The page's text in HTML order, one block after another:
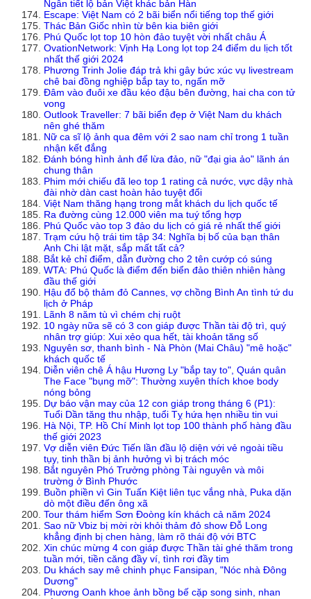
Ngân tiết lộ bản Việt khác bản Hàn
Escape: Việt Nam có 2 bãi biển nổi tiếng top thế giới
Thác Bản Giốc nhìn từ bên kia biên giới
Phú Quốc lọt top 10 hòn đảo tuyệt vời nhất châu Á
OvationNetwork: Vịnh Hạ Long lọt top 24 điểm du lịch tốt
nhất thế giới 2024
Phương Trinh Jolie đáp trả khi gây bức xúc vụ livestream
chê bai đồng nghiệp bắp tay to, ngấn mỡ
Đâm vào đuôi xe đầu kéo đậu bên đường, hai cha con tử
vong
Outlook Traveller: 7 bãi biển đẹp ở Việt Nam du khách
nên ghé thăm
Nữ ca sĩ lộ ảnh qua đêm với 2 sao nam chỉ trong 1 tuần
nhận kết đắng
Đánh bóng hình ảnh để lừa đảo, nữ "đại gia ảo" lãnh án
chung thân
Phim mới chiếu đã leo top 1 rating cả nước, vực dậy nhà
đài nhờ dàn cast hoàn hảo tuyệt đối
Việt Nam thăng hạng trong mắt khách du lịch quốc tế
Ra đường cùng 12.000 viên ma tuý tổng hợp
Phú Quốc vào top 3 đảo du lịch có giá rẻ nhất thế giới
Trạm cứu hộ trái tim tập 34: Nghĩa bị bố của bạn thân
Anh Chi lật mặt, sắp mất tất cả?
Bắt kẻ chỉ điểm, dẫn đường cho 2 tên cướp có súng
WTA: Phú Quốc là điểm đến biển đảo thiên nhiên hàng
đầu thế giới
Hậu đổ bộ thảm đỏ Cannes, vợ chồng Bình An tình tứ du
lịch ở Pháp
Lãnh 8 năm tù vì chém chị ruột
10 ngày nữa sẽ có 3 con giáp được Thần tài độ trì, quý
nhân trợ giúp: Xui xẻo qua hết, tài khoản tăng số
Nguyên sơ, thanh bình - Nà Phòn (Mai Châu) "mê hoặc"
khách quốc tế
Diễn viên chê Á hậu Hương Ly "bắp tay to", Quán quân
The Face "bụng mỡ": Thường xuyên thích khoe body
nóng bỏng
Dự báo vận may của 12 con giáp trong tháng 6 (P1):
Tuổi Dần tăng thu nhập, tuổi Tỵ hứa hẹn nhiều tin vui
Hà Nội, TP. Hồ Chí Minh lọt top 100 thành phố hàng đầu
thế giới 2023
Vợ diễn viên Đức Tiến lần đầu lộ diện với vẻ ngoài tiều
tụy, tinh thần bị ảnh hưởng vì bị trách móc
Bắt nguyên Phó Trưởng phòng Tài nguyên và môi
trường ở Bình Phước
Buồn phiền vì Gin Tuấn Kiệt liên tục vắng nhà, Puka dặn
dò một điều đến ông xã
Tour thám hiểm Sơn Đoòng kín khách cả năm 2024
Sao nữ Vbiz bị mời rời khỏi thảm đỏ show Đỗ Long
khẳng định bị chen hàng, làm rõ thái độ với BTC
Xin chúc mừng 4 con giáp được Thần tài ghé thăm trong
tuần mới, tiền căng đầy ví, tình rơi đầy tim
Du khách say mê chinh phục Fansipan, "Nóc nhà Đông
Dương"
Phương Oanh khoe ảnh bồng bế cặp song sinh, nhan